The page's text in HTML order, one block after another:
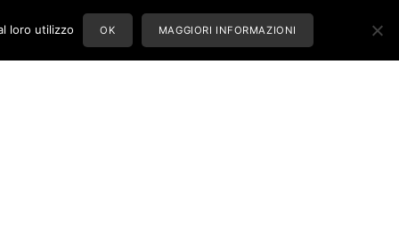
loro utilizzo OK MAGGIORI INFORMAZIONI